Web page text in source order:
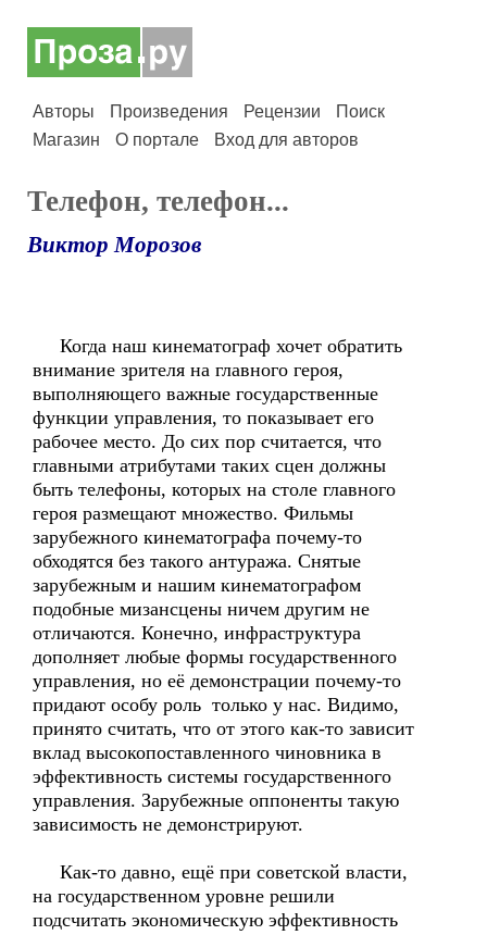
Авторы Произведения Рецензии
Поиск
Магазин
О портале Вход для авторов
Телефон, телефон...
Виктор Морозов
Когда наш кинематограф хочет обратить
внимание зрителя на главного героя,
выполняющего важные государственные
функции управления, то показывает его
рабочее место. До сих пор считается, что
главными атрибутами таких сцен должны
быть телефоны, которых на столе главного
героя размещают множество. Фильмы
зарубежного кинематографа почему-то
обходятся без такого антуража. Снятые
зарубежным и нашим кинематографом
подобные мизансцены ничем другим не
отличаются. Конечно, инфраструктура
дополняет любые формы государственного
управления, но её демонстрации почему-то
придают особу роль только у нас. Видимо,
принято считать, что от этого как-то зависит
вклад высокопоставленного чиновника в
эффективность системы государственного
управления. Зарубежные оппоненты такую
зависимость не демонстрируют.
Как-то давно, ещё при советской власти,
на государственном уровне решили
подсчитать экономическую эффективность